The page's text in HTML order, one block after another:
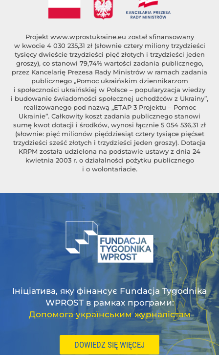
Projekt www.wprostukraine.eu został sfinansowany
w kwocie 4 030 235,31 zł (słownie cztery miliony trzydzieści
tysięcy dwieście trzydzieści pięć złotych i trzydzieści jeden
groszy), co stanowi 79,74% wartości zadania publicznego,
przez Kancelarię Prezesa Rady Ministrów w ramach zadania
publicznego „Pomoc ukraińskim dziennikarzom
i społeczności ukraińskiej w Polsce – popularyzacja wiedzy
i budowanie świadomości społecznej uchodźców z Ukrainy”,
realizowanego pod nazwą „ETAP 3 Projektu – Pomoc
Ukrainie”. Całkowity koszt zadania publicznego stanowi
sumę kwot dotacji i środków, wynosi łącznie 5 054 536,31 zł
(słownie: pięć milionów pięćdziesiąt cztery tysiące pięćset
trzydzieści sześć złotych i trzydzieści jeden groszy). Dotacja
KRPM została udzielona na podstawie ustawy z dnia 24
kwietnia 2003 r. o działalności pożytku publicznego
i o wolontariacie.
Ініціатива, яку фінансує Fundacja Tygodnika
WPROST в рамках програми:
Допомога українським журналістам
DOWIEDZ SIĘ WIĘCEJ